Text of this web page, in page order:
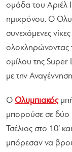
ομάδα του Αριέλ
ημιχρόνου. Ο
συνεχόμενες
ολοκληρώνοντας
ομίλου της
με την
Ο Ολυμπιακός
μπορούσε σε δύο
Τσέλιος στο 10’
μπόρεσαν να